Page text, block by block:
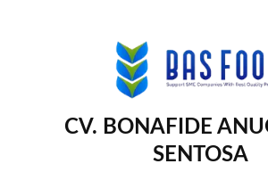
CV. BONAFIDE
SENTOSA